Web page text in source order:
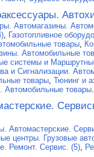
Автомагазины.
, Газотопливное
товары,
Автомобильные
системы и
и Сигнализации.
товары, Тюнинг и
Автомобильные товары.
Автомастерские.
центры. Грузовые
Ремонт. Сервис. (5),